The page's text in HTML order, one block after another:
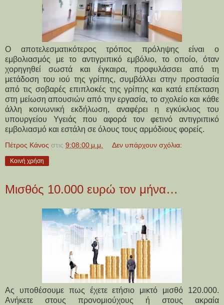
Ο αποτελεσματικότερος τρόπος πρόληψης είναι ο
εμβολιασμός με το αντιγριπικό εμβόλιο, το οποίο, όταν
χορηγηθεί σωστά και έγκαιρα, προφυλάσσει από τη
μετάδοση του ιού της γρίπης, συμβάλλει στην προστασία
από τις σοβαρές επιπλοκές της γρίπης και κατά επέκταση
στη μείωση απουσιών από την εργασία, το σχολείο και κάθε
άλλη κοινωνική εκδήλωση, αναφέρει η εγκύκλιος του
υπουργείου Υγειάς που αφορά τον φετινό αντιγριπικό
εμβολιασμό και εστάλη σε όλους τους αρμόδιους φορείς.
Πέτρος Κάνος στις 9:08:00 μ.μ. Δεν υπάρχουν σχόλια:
Κοινή χρήση
Μισθός 10.000 ευρώ τον μήνα…
Ας υποθέσουμε πως έχετε ετήσιο μικτό μισθό 120.000.
Ανήκετε στους προνομιούχους ή στους ακραία